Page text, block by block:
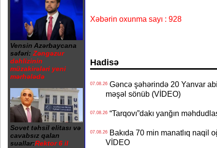
Vensin Azərbaycana
səfəri: Zəngəzur
dəhlizinin
müzakirələri yeni
mərhələdə
Sovet təhsil elitası və
cavabsız qalan
suallar:Rektor 6 il
Xəbərin oxunma sayı : 928
Hadisə
07.08.26Gəncə şəhərində 20 Yanvar
məşəl sönüb (VİDEO)
07.08.26“Tarqovı”dakı yanğın
07.08.26Bakıda 70 min manatlıq naqil
VİDEO